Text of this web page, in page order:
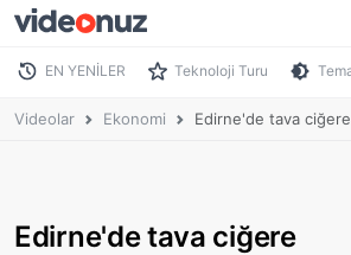
EN YENİLER Teknoloji Turu
Videolar Ekonomi Edirne'de tava
Edirne'de tava ciğere